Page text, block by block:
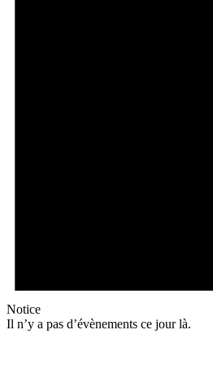
Notice
Il n’y a pas d’évènements ce jour là.